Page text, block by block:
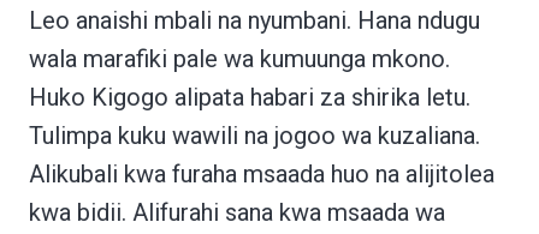
Leo anaishi mbali na nyumbani. Hana ndugu
wala marafiki pale wa kumuunga mkono.
Huko Kigogo alipata habari za shirika letu.
Tulimpa kuku wawili na jogoo wa kuzaliana.
Alikubali kwa furaha msaada huo na alijitolea
kwa bidii. Alifurahi sana kwa msaada wa